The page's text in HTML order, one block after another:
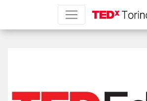
TED Ed Clubs